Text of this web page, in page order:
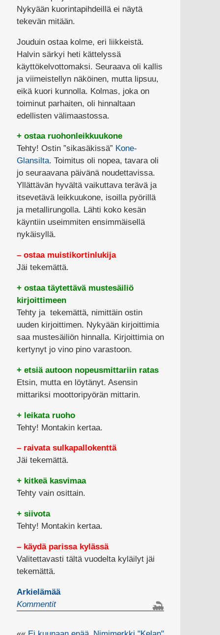
Nykyään kuorintapihdeillä ei näytä
tekevän mitään.
Jouduin ostaa kolme, eri liikkeistä.
Halvin särkyi heti kättelyssä
käyttökelvottomaksi. Seuraava oli kallis
ja viimeistellyn näköinen, mutta lipsuu,
eikä kuori kunnolla. Kolmas, joka on
toiminut parhaiten, oli hinnaltaan
edellisten välimaastossa.
+ ostaa ruohonleikkuukone
Tehty! Ostin ”sikasäkissä” Kone-
Glansilta. Toimitus oli nopea, tavara oli
jo seuraavana päivänä noudettavissa.
Yllättävän hyvältä vaikuttava terävä ja
itsevetävä leikkuukone, isoilla pyörillä
ja metallirungolla. Lähti koko kesän
käyntiin useimmiten ensimmäisellä
nykäisyllä.
– ostaa muistikortinlukija
Jäi tekemättä.
+ ostaa täytettävä mustesäiliö
kirjoittimeen
Tehty ja tekemättä, nimittäin ostin
uuden kirjoittimen. Nykyään kirjoittimia
saa mustesäiliön hinnalla. Kirjoittimia on
kertynyt jo vino pino varastoon.
+ etsiä autoon nopeusmittariin ratas
Etsin, mutta en löytänyt. Asensin
mittariksi moottoripyörän mittarin.
+ leikata ruoho
Tehty! Montakin kertaa.
– raivata sulkapallokenttä
Jäi tekemättä.
+ kitkeä kasvimaa
Tehty vain osittain.
+ siivota
Tehty! Montakin kertaa.
– käydä parissa kylässä
Valitettavasti tältä vuodelta kyläilyt jäi
tekemättä.
Arkielämää
Kommentit